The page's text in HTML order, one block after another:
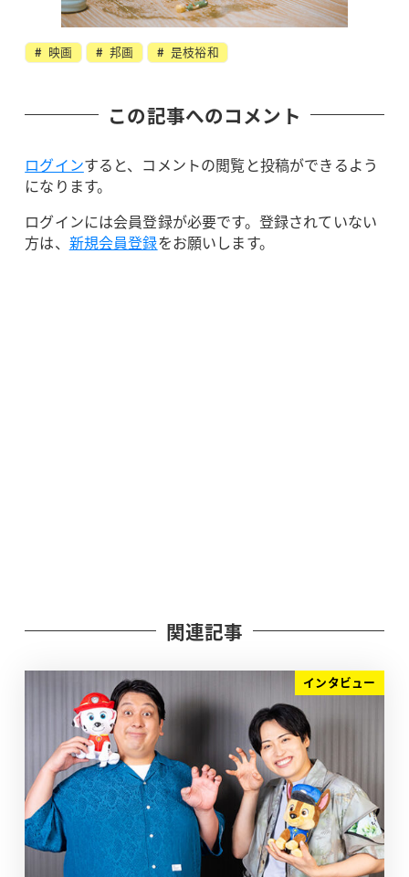
映画 邦画 是枝裕和
この記事へのコメント
ログインすると、コメントの閲覧と投稿ができるよう
になります。
ログインには会員登録が必要です。登録されていない
方は、 新規会員登録をお願いします。
関連記事
インタビュー